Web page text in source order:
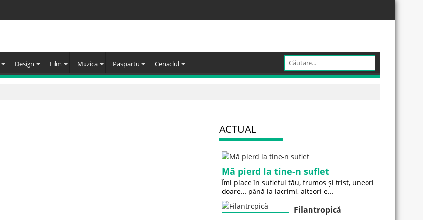
Design Film Muzica Paspartu Cenaclul
ACTUAL
Mă pierd la tine-n suflet
Îmi place în sufletul tău, frumos și trist, uneori
doare… până la lacrimi, alteori e...
Filantropică